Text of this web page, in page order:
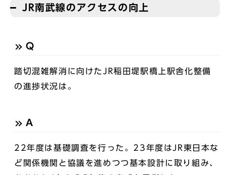
JR南武線のアクセスの向上
Q
踏切混雑解消に向けたJR稲田堤駅橋上駅舎化整備
の進捗状況は。
A
22年度は基礎調査を行った。23年度はJR東日本な
ど関係機関と協議を進めつつ基本設計に取り組み、